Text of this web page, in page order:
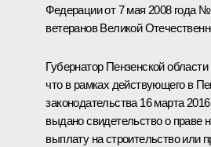
Федерации от 7 мая 2008 года
ветеранов Великой
Губернатор Пензенской
что в рамках действующего в
законодательства 16 марта
выдано свидетельство о
выплату на строительство или